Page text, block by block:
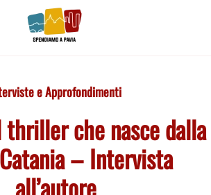
content
e Approfondimenti
thriller che nasce dalla
– Intervista
all’autore